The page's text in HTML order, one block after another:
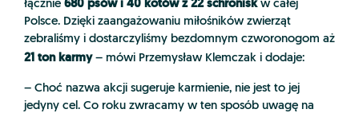
łącznie
w całej
Polsce. Dzięki zaangażowaniu miłośników zwierząt
zebraliśmy i dostarczyliśmy bezdomnym czworonogom aż
21 ton karmy– mówi Przemysław Klemczak i dodaje:
– Choć nazwa akcji sugeruje karmienie, nie jest to jej
jedyny cel. Co roku zwracamy w ten sposób uwagę na